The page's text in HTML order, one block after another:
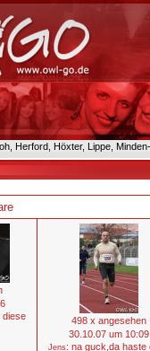
Herford, Höxter, Lippe,
diese
498 x angesehen
30.10.07 um 10:09
Jens: na guck,da haste